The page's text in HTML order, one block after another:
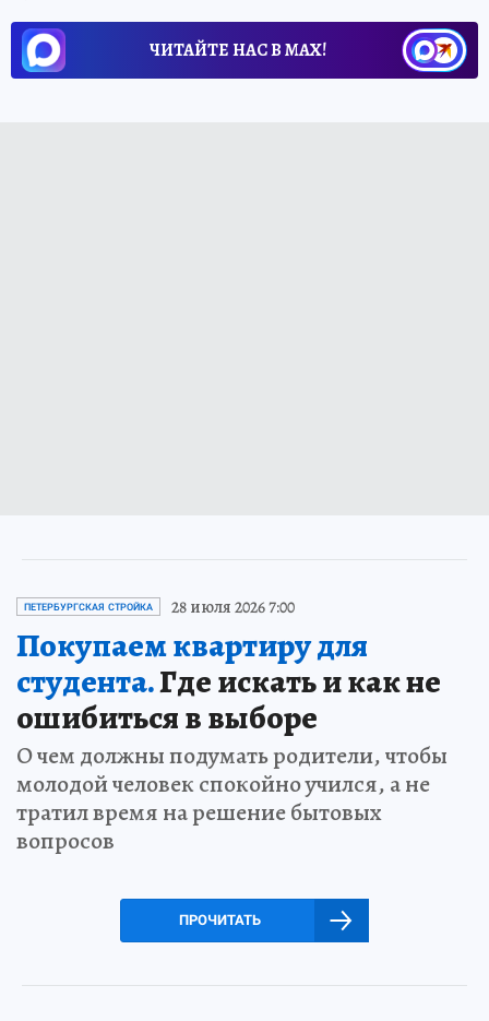
ЧИТАЙТЕ НАС В МАХ!
ПЕТЕРБУРГСКАЯ СТРОЙКА 28 июля 2026 7:00
Покупаем квартиру для
студента.Где искать и как не
ошибиться в выборе
О чем должны подумать родители, чтобы
молодой человек спокойно учился, а не
тратил время на решение бытовых
вопросов
ПРОЧИТАТЬ